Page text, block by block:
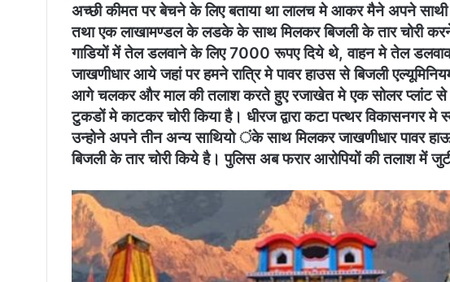
अच्छी कीमत पर बेचने के लिए बताया था लालच मे आकर मैने अपने साथी
तथा एक लाखामण्डल के लडके के साथ मिलकर बिजली के तार चोरी करने
गाडियों में तेल डलवाने के लिए 7000 रूपए दिये थे, वाहन मे तेल
जाखणीधार आये जहां पर हमने रात्रि मे पावर हाउस से बिजली
आगे चलकर और माल की तलाश करते हुए रजाखेत मे एक सोलर प्लांट से
टुकडों मे काटकर चोरी किया है। धीरज द्वारा कटा पत्थर विकासनगर मे
उन्होने अपने तीन अन्य साथियो ंके साथ मिलकर जाखणीधार पावर
बिजली के तार चोरी किये है। पुलिस अब फरार आरोपियों की तलाश में